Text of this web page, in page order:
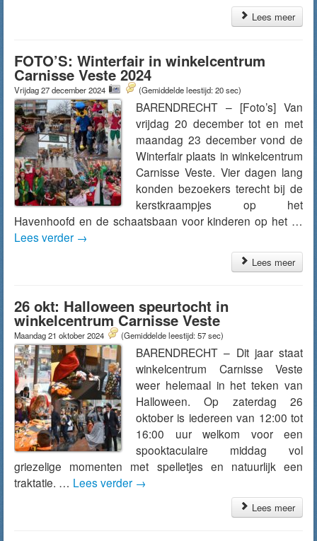
Lees meer
FOTO’S: Winterfair in winkelcentrum
Carnisse Veste 2024
Vrijdag 27 december 2024 (Gemiddelde leestijd: 20 sec)
BARENDRECHT – [Foto’s] Van
vrijdag 20 december tot en met
maandag 23 december vond de
Winterfair plaats in winkelcentrum
Carnisse Veste. Vier dagen lang
konden bezoekers terecht bij de
kerstkraampjes op het
Havenhoofd en de schaatsbaan voor kinderen op het …
Lees verder →
Lees meer
26 okt: Halloween speurtocht in
winkelcentrum Carnisse Veste
Maandag 21 oktober 2024 (Gemiddelde leestijd: 57 sec)
BARENDRECHT – Dit jaar staat
winkelcentrum Carnisse Veste
weer helemaal in het teken van
Halloween. Op zaterdag 26
oktober is iedereen van 12:00 tot
16:00 uur welkom voor een
spooktaculaire middag vol
griezelige momenten met spelletjes en natuurlijk een
traktatie. … Lees verder →
Lees meer